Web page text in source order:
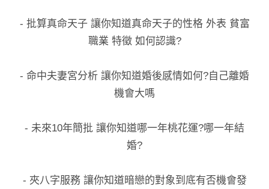
- 批算真命天子 讓你知道真命天子的性格 外表 貧富
職業 特徵 如何認識?
- 命中夫妻宮分析 讓你知道婚後感情如何?自己離婚
機會大嗎
- 未來10年簡批 讓你知道哪一年桃花運?哪一年結
婚?
- 夾八字服務 讓你知道暗戀的對象到底有否機會發